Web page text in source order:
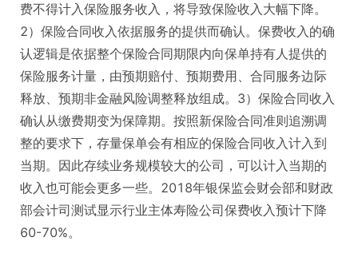
费不得计入保险服务收入，将导致保险收入大幅下降。
2）保险合同收入依据服务的提供而确认。保费收入的确
认逻辑是依据整个保险合同期限内向保单持有人提供的
保险服务计量，由预期赔付、预期费用、合同服务边际
释放、预期非金融风险调整释放组成。3）保险合同收入
确认从缴费期变为保障期。按照新保险合同准则追溯调
整的要求下，存量保单会有相应的保险合同收入计入到
当期。因此存续业务规模较大的公司，可以计入当期的
收入也可能会更多一些。2018年银保监会财会部和财政
部会计司测试显示行业主体寿险公司保费收入预计下降
60-70%。